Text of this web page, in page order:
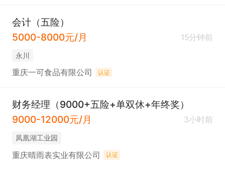
会计（五险）
5000-8000元/月
15分钟前
永川
重庆一可食品有限公司 认证
财务经理（9000+五险+单双休+年终奖）
9000-12000元/月
3小时前
凤凰湖工业园
重庆晴雨表实业有限公司 认证